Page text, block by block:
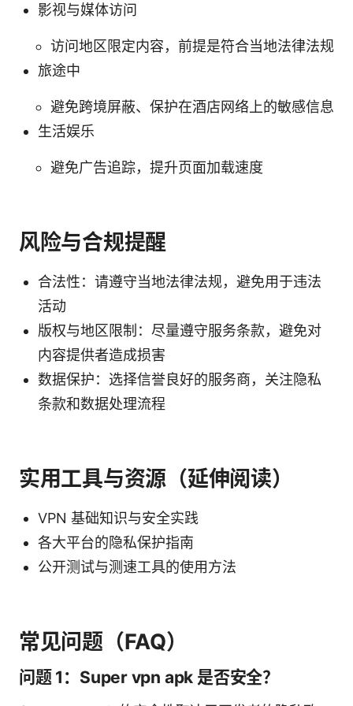
影视与媒体访问
访问地区限定内容，前提是符合当地法律法规
旅途中
避免跨境屏蔽、保护在酒店网络上的敏感信息
生活娱乐
避免广告追踪，提升页面加载速度
风险与合规提醒
合法性：请遵守当地法律法规，避免用于违法
活动
版权与地区限制：尽量遵守服务条款，避免对
内容提供者造成损害
数据保护：选择信誉良好的服务商，关注隐私
条款和数据处理流程
实用工具与资源（延伸阅读）
VPN 基础知识与安全实践
各大平台的隐私保护指南
公开测试与测速工具的使用方法
常见问题（FAQ）
问题 1：Super vpn apk 是否安全？